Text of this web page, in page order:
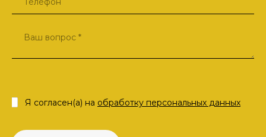
Я согласен(а) на обработку персональных данных